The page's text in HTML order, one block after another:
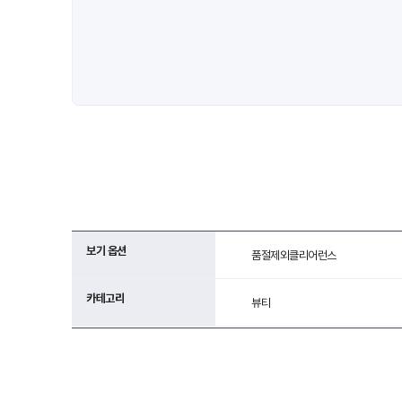
보기 옵션 품절제외클리어런스
카테고리 뷰티